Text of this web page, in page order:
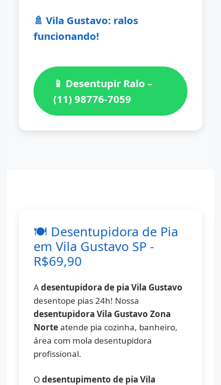
🚿 Vila Gustavo: ralos
funcionando!
📱 Desentupir Ralo –
(11) 98776-7059
🍽️ Desentupidora de Pia
em Vila Gustavo SP -
R$69,90
Adesentupidora de pia Vila Gustavo
desentope pias 24h! Nossa
desentupidora Vila Gustavo Zona
Norteatende pia cozinha, banheiro,
área com mola desentupidora
profissional.
Odesentupimento de pia Vila